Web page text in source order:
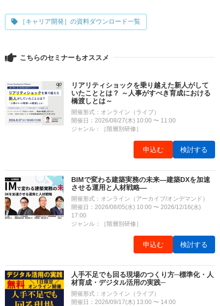
［キャリア開発］の資料ダウンロード一覧
こちらのセミナーもオススメ
リアリティショックを乗り越えた新人がして
いたこととは？ ～人事がすべき育成における
橋渡しとは～
開催形式：オンライン（ライブ）
開催日：2026/08/27(木) 10:00 〜 11:00
ジャンル：［階層別研修］
申込む 検討する
BIMで変わる建築実務の未来―建築DXを加速
させる運用と人材戦略―
開催形式：オンライン（アーカイブ/オンデマンド）
開催日：2026/08/05(水) 10:00 〜 2026/12/16(水)
17:00
ジャンル：［階層別研修］
申込む 検討する
人手不足でも回る現場のつくり方─標準化・人
材育成・デジタル活用の実践─
開催形式：オンライン（ライブ）
開催日：2026/09/17(木) 13:00 〜 14:00